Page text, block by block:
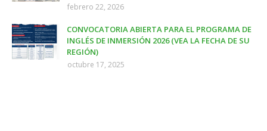
febrero 22, 2026
CONVOCATORIA ABIERTA PARA EL PROGRAMA DE
INGLÉS DE INMERSIÓN 2026 (VEA LA FECHA DE SU
REGIÓN)
octubre 17, 2025